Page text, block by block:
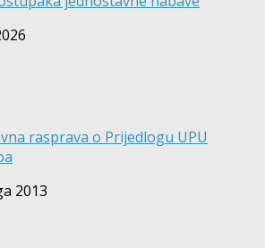
rasprava o Prijedlogu UPU
2013